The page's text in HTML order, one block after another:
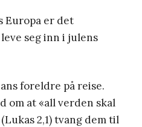
Europa er det
seg inn i julens
foreldre på reise.
om at «all verden skal
2,1) tvang dem til